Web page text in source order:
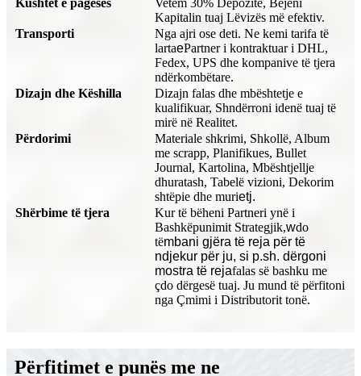
Kushtet e pagesës
Vetëm 30% Depozitë, Bëjeni
Kapitalin tuaj Lëvizës më efektiv.
Transporti
Nga ajri ose deti. Ne kemi tarifa të
lartaePartner i kontraktuar i DHL,
Fedex, UPS dhe kompanive të tjera
ndërkombëtare.
Dizajn dhe Këshilla
Dizajn falas dhe mbështetje e
kualifikuar, Shndërroni idenë tuaj të
mirë në Realitet.
Përdorimi
Materiale shkrimi, Shkollë, Album
me scrapp, Planifikues, Bullet
Journal, Kartolina, Mbështjellje
dhuratash, Tabelë vizioni, Dekorim
shtëpie dhe murietj.
Shërbime të tjera
Kur të bëheni Partneri ynë i
Bashkëpunimit Strategjik,wdo
tëmbani gjëra të reja për të
ndjekur për ju, si p.sh. dërgoni
mostra të rejafalas së bashku me
çdo dërgesë tuaj. Ju mund të përfitoni
nga Çmimi i Distributorit tonë.
Përfitimet e punës me ne